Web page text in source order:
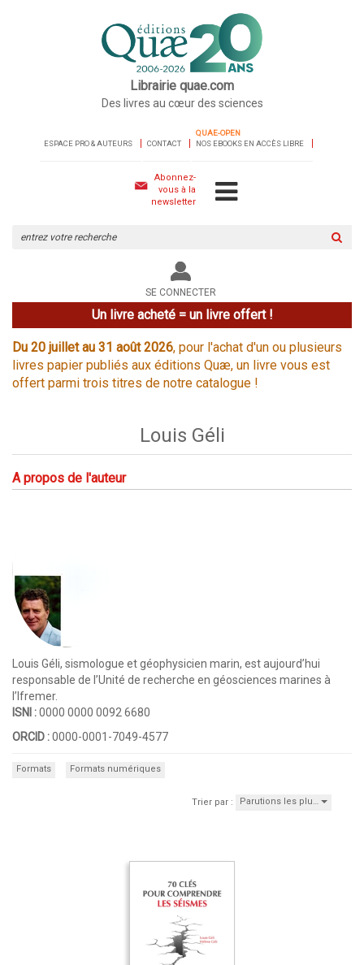
Librairie quae.com
Des livres au cœur des sciences
ESPACE PRO & AUTEURS CONTACT
QUAE-OPEN
NOS EBOOKS EN ACCÈS LIBRE
Abonnez-
vous à la
newsletter
le
site
SE CONNECTER
Un livre acheté = un livre offert !
Du 20 juillet au 31 août 2026, pour l'achat d'un ou plusieurs
livres papier publiés aux éditions Quæ, un livre vous est
offert parmi trois titres de notre catalogue !
Louis Géli
A propos de l'auteur
Louis Géli, sismologue et géophysicien marin, est aujourd’hui
responsable de l’Unité de recherche en géosciences marines à
l’Ifremer.
ISNI :0000 0000 0092 6680
ORCID :0000-0001-7049-4577
Formats Formats numériques
Trier par : Parutions les plu…